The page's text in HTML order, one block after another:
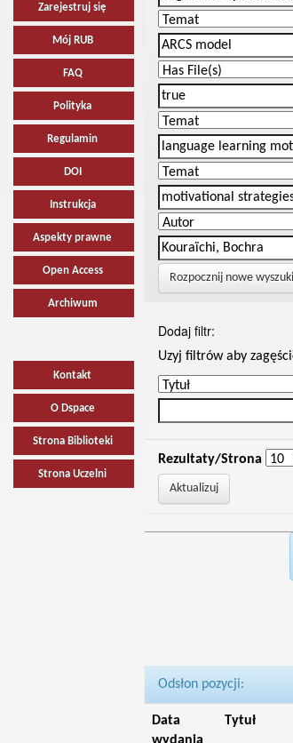
Zarejestruj się
Mój RUB
FAQ
Polityka
Regulamin
DOI
Instrukcja
Aspekty prawne
Open Access
Archiwum
Kontakt
O Dspace
Strona Biblioteki
Strona Uczelni
Rozpocznij nowe
Dodaj filtr:
Uzyj filtrów aby
Rezultaty/Strona
Odsłon pozycji:
Data
Tytuł